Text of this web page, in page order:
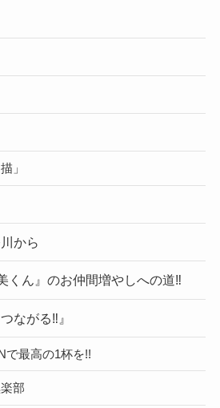
」
から
くん』のお仲間増やしへの道‼
ながる‼』
で最高の1杯を!!
部